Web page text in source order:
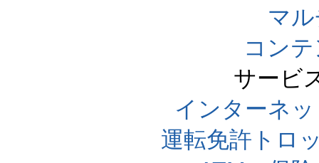
マ
コン
サービ
インターネ
運転免許トロ